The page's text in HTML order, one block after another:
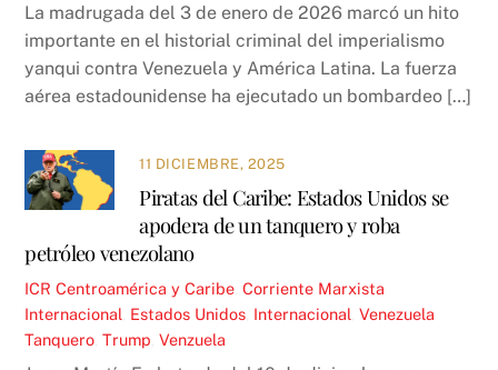
La madrugada del 3 de enero de 2026 marcó un hito
importante en el historial criminal del imperialismo
yanqui contra Venezuela y América Latina. La fuerza
aérea estadounidense ha ejecutado un bombardeo […]
11 DICIEMBRE, 2025
Piratas del Caribe: Estados Unidos se
apodera de un tanquero y roba
petróleo venezolano
ICR Centroamérica y Caribe ,Corriente Marxista
Internacional Estados Unidos Internacional ,Venezuela
Tanquero ,Trump ,Venzuela